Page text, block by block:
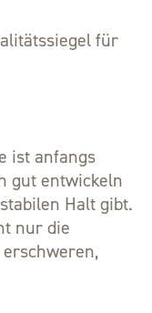
für
ist anfangs
gut entwickeln
Halt gibt.
nur die